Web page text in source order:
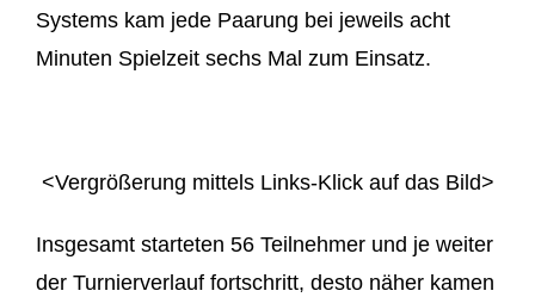
Systems kam jede Paarung bei jeweils acht
Minuten Spielzeit sechs Mal zum Einsatz.
<Vergrößerung mittels Links-Klick auf das Bild>
Insgesamt starteten 56 Teilnehmer und je weiter
der Turnierverlauf fortschritt, desto näher kamen